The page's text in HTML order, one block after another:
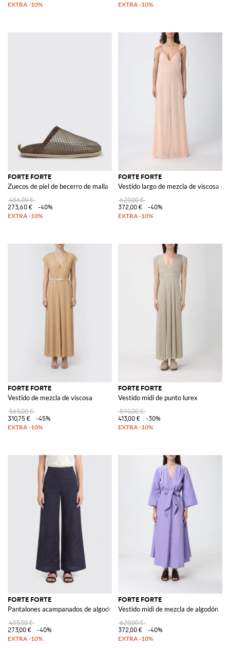
FORTE FORTE
Zuecos de piel de becerro de malla
456,00 €
273,60 €
-40%
FORTE FORTE
Vestido largo de mezcla de viscosa
620,00 €
372,00 €
-40%
FORTE FORTE
Vestido de mezcla de viscosa
565,00 €
310,75 €
-45%
FORTE FORTE
Vestido midi de punto lurex
590,00 €
413,00 €
-30%
FORTE FORTE
Pantalones acampanados de algodón
455,00 €
273,00 €
-40%
FORTE FORTE
Vestido midi de mezcla de algodón
620,00 €
372,00 €
-40%